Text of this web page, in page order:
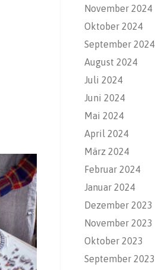
November 2024
Oktober 2024
September 2024
August 2024
Juli 2024
Juni 2024
Mai 2024
April 2024
März 2024
Februar 2024
Januar 2024
Dezember 2023
November 2023
Oktober 2023
September 2023